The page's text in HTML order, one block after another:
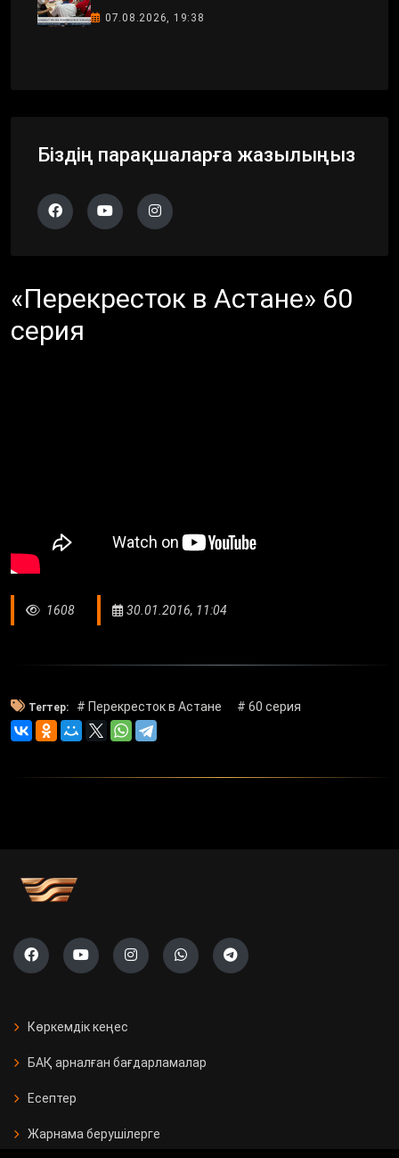
07.08.2026, 19:38
Біздің парақшаларға жазылыңыз
«Перекресток в Астане» 60
серия
1608 30.01.2016, 11:04
Тегтер: # Перекресток в Астане # 60 серия
Көркемдік кеңес
БАҚ арналған бағдарламалар
Есептер
Жарнама берушілерге